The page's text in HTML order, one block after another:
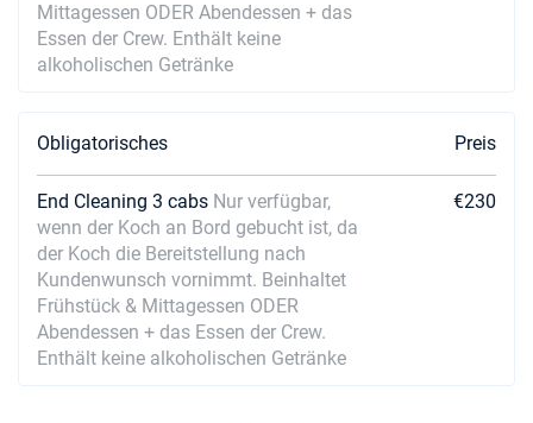
Mittagessen ODER Abendessen + das
Essen der Crew. Enthält keine
alkoholischen Getränke
Obligatorisches Preis
End Cleaning 3 cabs Nur verfügbar,
wenn der Koch an Bord gebucht ist, da
der Koch die Bereitstellung nach
Kundenwunsch vornimmt. Beinhaltet
Frühstück & Mittagessen ODER
Abendessen + das Essen der Crew.
Enthält keine alkoholischen Getränke
€230